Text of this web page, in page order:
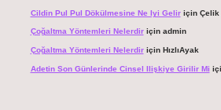
Cildin Pul Pul Dökülmesine Ne Iyi Geliriçin Çelik
Çoğaltma Yöntemleri Nelerdiriçin admin
Çoğaltma Yöntemleri Nelerdiriçin HızlıAyak
Adetin Son Günlerinde Cinsel Ilişkiye Girilir Mi